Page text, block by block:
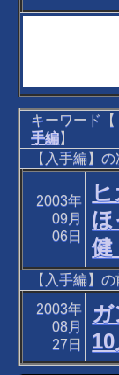
キーワード【
手編】
【入手編】
2003年
09月
06日
ほ
健
【入手編】
2003年
08月
27日